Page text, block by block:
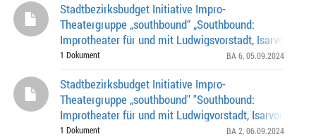
Stadtbezirksbudget Initiative Impro-
Theatergruppe „southbound“ „Southbound:
Improtheater für und mit Ludwigsvorstadt, Isarvorstadt,
Sendling vom 10.09.2024 – 16.05.2025“ 900,00 € / AZ:
6-
1 Dokument BA 6 , 05.09.2024
Stadtbezirksbudget Initiative Impro-
Theatergruppe „southbound" "Southbound:
Improtheater für und mit Ludwigvorstadt, Isarvorstadt,
vom 10.09.2024 - 16.05.2025“ 900,00 €;Az.0262.0-2-
1 Dokument BA 2 , 06.09.2024